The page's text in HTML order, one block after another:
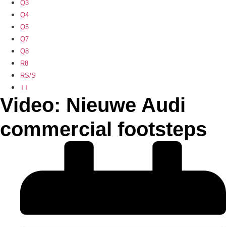
Q3
Q4
Q5
Q7
Q8
R8
RS/S
TT
Video: Nieuwe Audi
commercial footsteps